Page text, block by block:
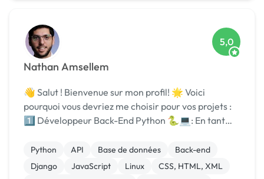
Nathan Amsellem
5,0
👋 Salut ! Bienvenue sur mon profil! 🌟 Voici
pourquoi vous devriez me choisir pour vos projets :
1️⃣ Développeur Back-End Python 🐍💻: En tant
développement back-end. Je peux créer des
architectures s...
Python API Base de données
Back-end
Django
JavaScript Linux
CSS, HTML, XML